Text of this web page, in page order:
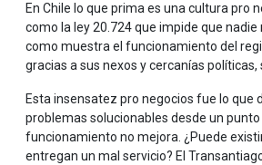
En Chile lo que prima es una cultura pro
como la ley 20.724 que impide que
como muestra el funcionamiento del
gracias a sus nexos y cercanías
Esta insensatez pro negocios fue lo
problemas solucionables desde un
funcionamiento no mejora. ¿Puede
entregan un mal servicio? El